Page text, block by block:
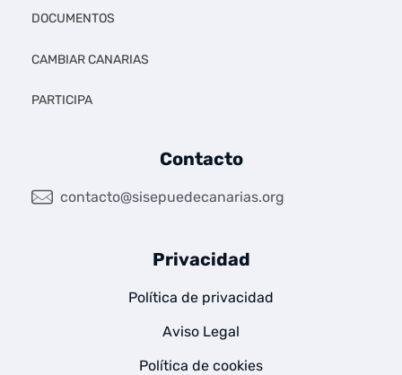
DOCUMENTOS
CAMBIAR CANARIAS
PARTICIPA
Contacto
contacto@sisepuedecanarias.org
Privacidad
Política de privacidad
Aviso Legal
Política de cookies